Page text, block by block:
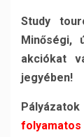
Study
Minőségi,
akciókat
jegyében!